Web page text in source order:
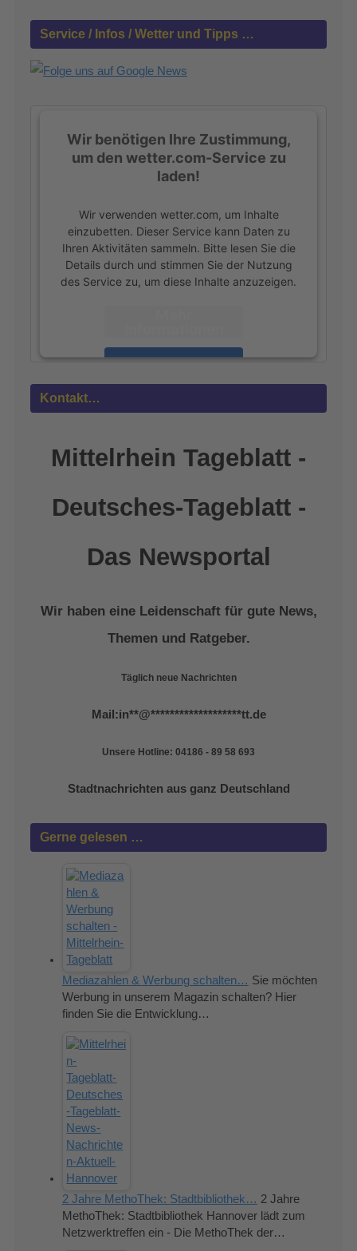
n
c
Service / Infos / Wetter und Tipps …
Wir benötigen Ihre Zustimmung,
um den wetter.com-Service zu
laden!
Wir verwenden wetter.com, um Inhalte
einzubetten. Dieser Service kann Daten zu
Ihren Aktivitäten sammeln. Bitte lesen Sie die
Details durch und stimmen Sie der Nutzung
des Service zu, um diese Inhalte anzuzeigen.
Akzeptieren
Kontakt…
Mittelrhein Tageblatt -
Deutsches-Tageblatt -
Das Newsportal
Wir haben eine Leidenschaft für gute News,
Themen und Ratgeber.
Täglich neue Nachrichten
Mail:in**@*******************tt.de
Unsere Hotline: 04186 - 89 58 693
Stadtnachrichten aus ganz Deutschland
Gerne gelesen …
Mediazahlen & Werbung schalten… Sie möchten
Werbung in unserem Magazin schalten? Hier
finden Sie die Entwicklung…
2 Jahre MethoThek: Stadtbibliothek… 2 Jahre
MethoThek: Stadtbibliothek Hannover lädt zum
Netzwerktreffen ein - Die MethoThek der…